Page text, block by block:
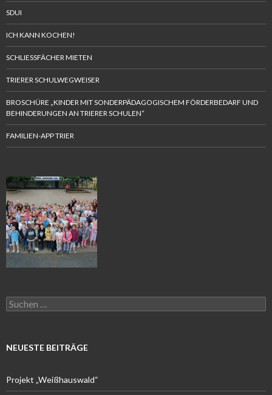
SDUI
ICH KANN KOCHEN!
SCHLIESSFÄCHER MIETEN
TRIERER SCHULWEGWEISER
BROSCHÜRE „KINDER MIT SONDERPÄDAGOGISCHEM FÖRDERBEDARF UND
BEHINDERUNGEN AN TRIERER SCHULEN“
FAMILIEN-APP TRIER
Suchen
nach:
NEUESTE BEITRÄGE
Projekt „Weißhauswald“